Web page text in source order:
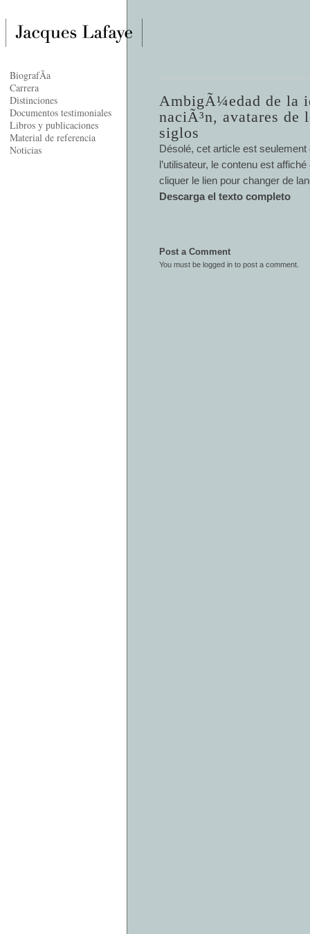
AmbigÃ¼edad de la
naciÃ³n, avatares
siglos
Désolé, cet article est
l’utilisateur, le contenu est
cliquer le lien pour changer de
Descarga el texto completo
Post a Comment
You must be logged in to post a comment.
BiografÃ­a
Carrera
Distinciones
Documentos testimoniales
Libros y publicaciones
Material de referencia
Noticias